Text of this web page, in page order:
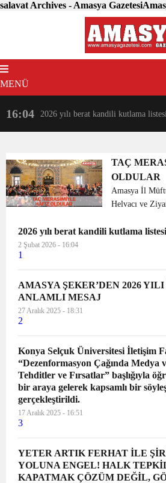
salavat Archives - Amasya
MENÜ
16:04 2026 yılı berat kandili kutlama
TAÇ
OLDULAR
Amasya İl
Helvacı ve
67 öğrencinin
2026 yılı berat kandili kutlama listesi
2 Şubat 2026 - 16:04
1
AMASYA ŞEKER’DEN 2026
ANLAMLI MESAJ
27 Aralık 2025 - 18:31
2
Konya Selçuk Üniversitesi İletişim
“Dezenformasyon Çağında Medya
Tehditler ve Fırsatlar” başlığıyla
bir araya gelerek kapsamlı bir
gerçekleştirildi.
17 Aralık 2025 - 16:51
3
YETER ARTIK FERHAT İLE
YOLUNA ENGEL! HALK
KAPATMAK ÇÖZÜM DEĞİL,